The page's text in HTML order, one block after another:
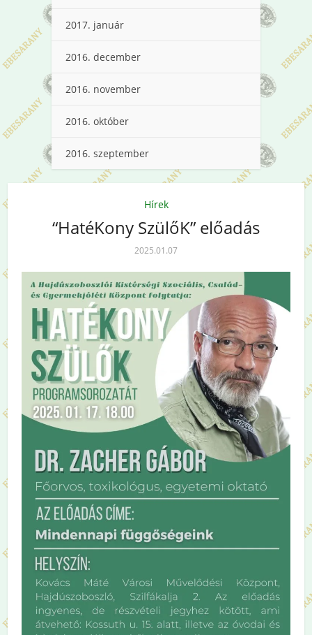
2017. január
2016. december
2016. november
2016. október
2016. szeptember
Hírek
“HatéKony SzülőK” előadás
2025.01.07